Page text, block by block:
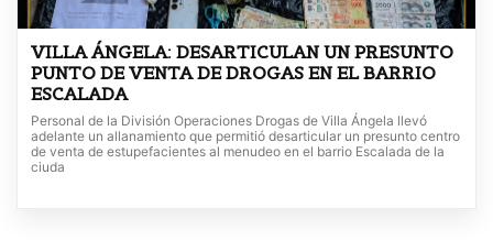
VILLA ÁNGELA: DESARTICULAN UN PRESUNTO
PUNTO DE VENTA DE DROGAS EN EL BARRIO
ESCALADA
Personal de la División Operaciones Drogas de Villa Ángela llevó
adelante un allanamiento que permitió desarticular un presunto centro
de venta de estupefacientes al menudeo en el barrio Escalada de la
ciuda